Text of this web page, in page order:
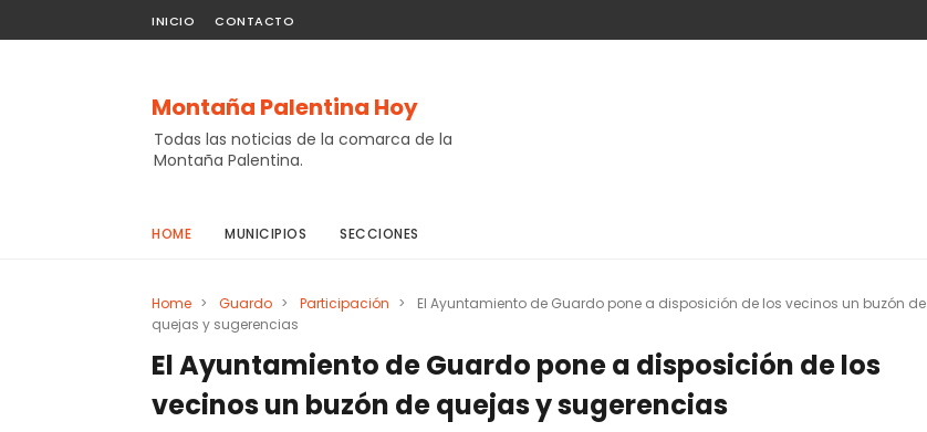
INICIO CONTACTO
Montaña Palentina Hoy
Todas las noticias de la comarca de la
Montaña Palentina.
HOME MUNICIPIOS SECCIONES
Home > Guardo > Participación >
El Ayuntamiento de Guardo pone a disposición de los vecinos un buzón de
quejas y sugerencias
El Ayuntamiento de Guardo pone a disposición de los
vecinos un buzón de quejas y sugerencias